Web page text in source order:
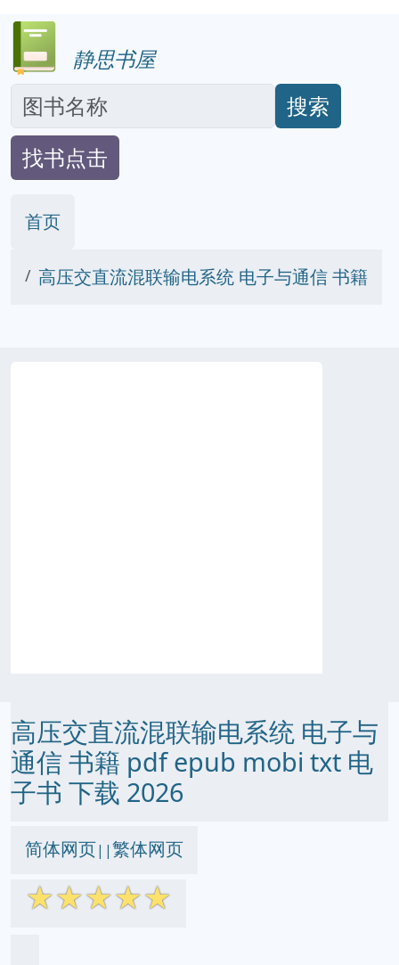
静思书屋
搜索
找书点击
首页
高压交直流混联输电系统 电子与通信 书籍
高压交直流混联输电系统 电子与
通信 书籍 pdf epub mobi txt 电
子书 下载 2026
简体网页||繁体网页
☆☆☆☆☆